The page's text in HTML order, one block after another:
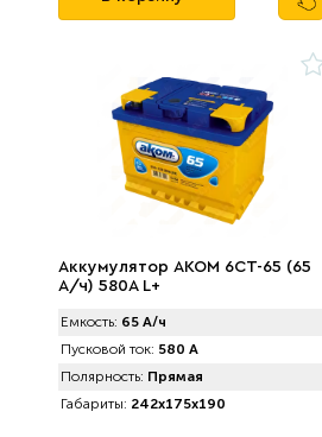
Аккумулятор AKOM 6CT-65 (65
А/ч) 580А L+
Емкость: 65 А/ч
Пусковой ток: 580 А
Полярность: Прямая
Габариты: 242x175x190